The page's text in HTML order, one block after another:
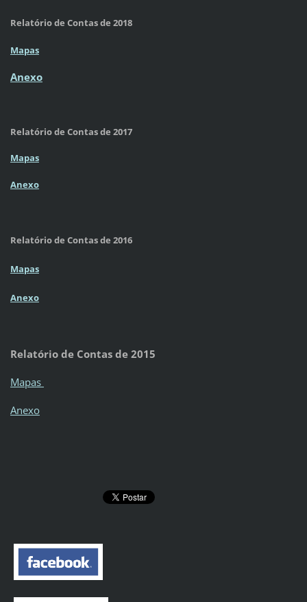
Relatório de Contas de 2018
Mapas
Anexo
Relatório de Contas de 2017
Mapas
Anexo
Relatório de Contas de 2016
Mapas
Anexo
Relatório de Contas de 2015
Mapas
Anexo